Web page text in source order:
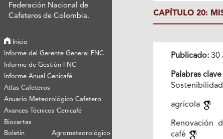
Federación Nacional de
Cafeteros de Colombia.
Inicio
Informe del Gerente General FNC
Informe de Gestión FNC
Informe Anual Cenicafé
Atlas Cafeteros
Anuario Meteorológico Cafetero
Avances Técnicos Cenicafé
Biocartas
Boletín Agrometeorológico
CAPÍTULO 20:
Publicado: 30
Palabras clave
Sostenibilidad
agrícola
Renovación
café